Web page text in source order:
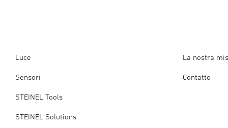
Luce
Sensori
STEINEL Tools
STEINEL Solutions
La nostra
Contatto